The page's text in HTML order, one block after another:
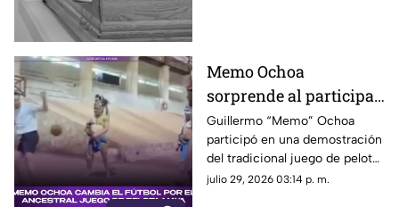
Memo Ochoa
sorprende al participar
en el ancestral JUEGO
DE PELOTA MAYA en la
Península de Yucatán
Guillermo “Memo” Ochoa
participó en una demostración
del tradicional juego de pelota
maya, Pok-ta-pok.
julio 29, 2026 03:14 p. m.